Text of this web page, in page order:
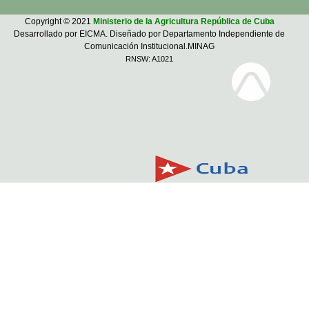
Copyright © 2021 Ministerio de la Agricultura República de Cuba
Desarrollado por EICMA. Diseñado por Departamento Independiente de
Comunicación Institucional.MINAG
RNSW: A1021